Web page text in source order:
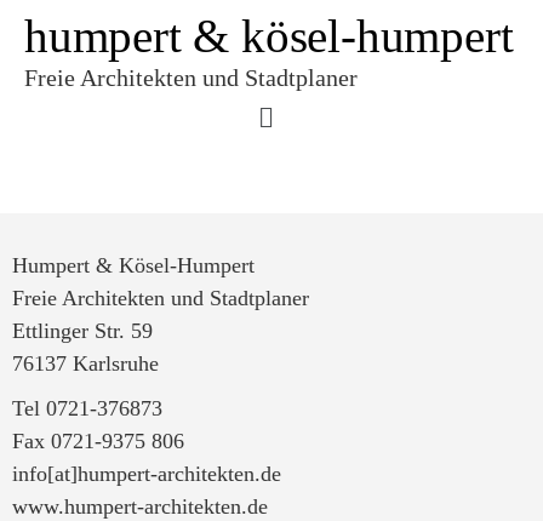
humpert & kösel-humpert
Freie Architekten und Stadtplaner
Humpert & Kösel-Humpert
Freie Architekten und Stadtplaner
Ettlinger Str. 59
76137 Karlsruhe
Tel 0721-376873
Fax 0721-9375 806
info[at]humpert-architekten.de
www.humpert-architekten.de